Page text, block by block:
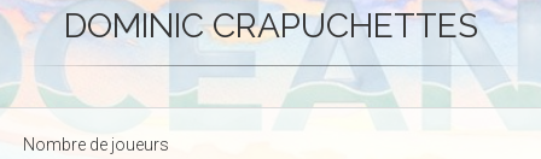
DOMINIC CRAPUCHETTES
Nombre de joueurs